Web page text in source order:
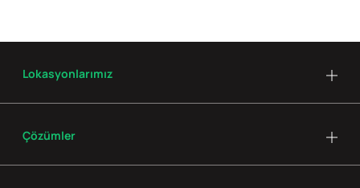
Lokasyonlarımız
Çözümler